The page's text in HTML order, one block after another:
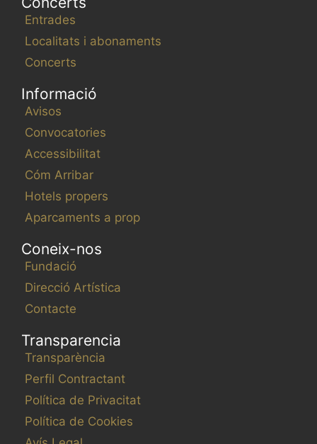
Entrades
Localitats i abonaments
Concerts
Informació
Avisos
Convocatories
Accessibilitat
Cóm Arribar
Hotels propers
Aparcaments a prop
Coneix-nos
Fundació
Direcció Artística
Contacte
Transparencia
Transparència
Perfil Contractant
Política de Privacitat
Política de Cookies